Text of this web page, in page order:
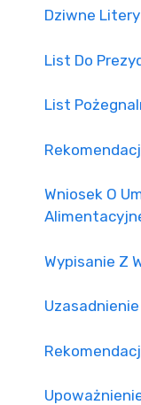
Dziwne Litery
List Do
List
Wniosek O
Wypisanie Z